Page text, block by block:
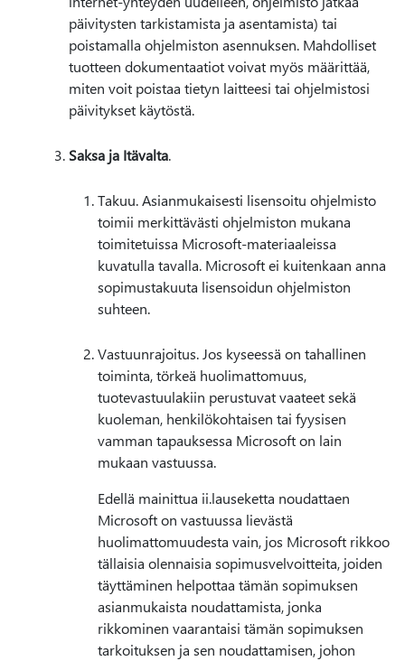
päivitysten tarkistamista ja asentamista) tai
poistamalla ohjelmiston asennuksen. Mahdolliset
tuotteen dokumentaatiot voivat myös määrittää,
miten voit poistaa tietyn laitteesi tai ohjelmistosi
päivitykset käytöstä.
Saksa ja Itävalta.
Takuu. Asianmukaisesti lisensoitu ohjelmisto
toimii merkittävästi ohjelmiston mukana
toimitetuissa Microsoft-materiaaleissa
kuvatulla tavalla. Microsoft ei kuitenkaan anna
sopimustakuuta lisensoidun ohjelmiston
suhteen.
Vastuunrajoitus. Jos kyseessä on tahallinen
toiminta, törkeä huolimattomuus,
tuotevastuulakiin perustuvat vaateet sekä
kuoleman, henkilökohtaisen tai fyysisen
vamman tapauksessa Microsoft on lain
mukaan vastuussa.
Edellä mainittua ii.lauseketta noudattaen
Microsoft on vastuussa lievästä
huolimattomuudesta vain, jos Microsoft rikkoo
tällaisia olennaisia sopimusvelvoitteita, joiden
täyttäminen helpottaa tämän sopimuksen
asianmukaista noudattamista, jonka
rikkominen vaarantaisi tämän sopimuksen
tarkoituksen ja sen noudattamisen, johon